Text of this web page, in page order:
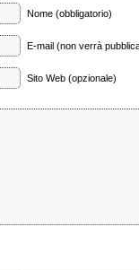
Nome (obbligatorio)
E-mail (non verrà
Sito Web (opzionale)